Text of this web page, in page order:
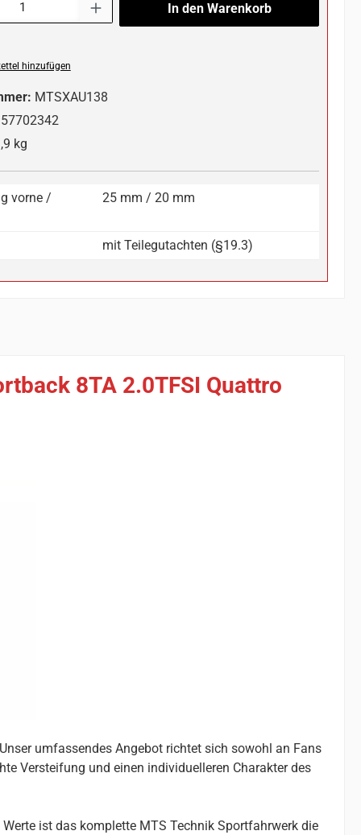
In den Warenkorb
hinzufügen
MTSXAU138
kg
vorne / 25 mm / 20 mm
mit Teilegutachten (§19.3)
8TA 2.0TFSI Quattro
umfassendes Angebot richtet sich sowohl an Fans
Versteifung und einen individuelleren Charakter des
ist das komplette MTS Technik Sportfahrwerk die